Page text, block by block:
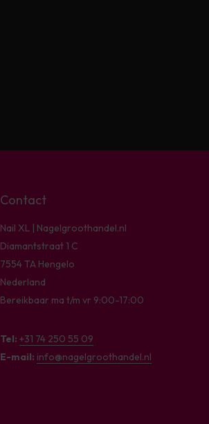
Contact
Nail XL | Nagelgroothandel.nl
Diamantstraat 1 C
7554 TA Hengelo
Nederland
Bereikbaar ma t/m vr 9:00-17:00
Tel: +31 74 250 55 09
E-mail: info@nagelgroothandel.nl